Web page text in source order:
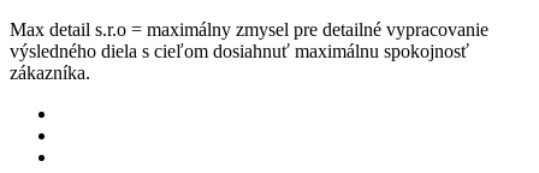
Max detail s.r.o = maximálny zmysel pre detailné vypracovanie
výsledného diela s cieľom dosiahnuť maximálnu spokojnosť
zákazníka.